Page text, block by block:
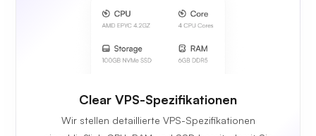
Clear VPS-Spezifikationen
Wir stellen detaillierte VPS-Spezifikationen